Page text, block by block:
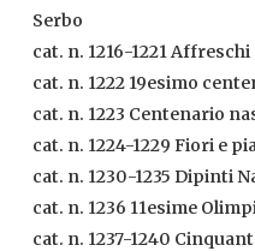
Serbo
cat. n. 1216-1221
cat. n. 1222 19esimo
cat. n. 1223 Centenario
cat. n. 1224-1229 Fiori e
cat. n. 1230-1235 Dipinti
cat. n. 1236 11esime
cat. n. 1237-1240